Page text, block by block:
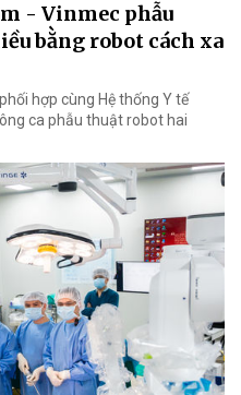
- Vinmec phẫu
bằng robot cách xa
hợp cùng Hệ thống Y tế
ca phẫu thuật robot hai